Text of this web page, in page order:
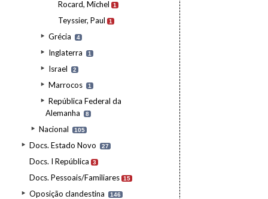
Rocard, Michel 1
Teyssier, Paul 1
Grécia 4
Inglaterra 1
Israel 2
Marrocos 1
República Federal da
Alemanha
8
Nacional 105
Docs. Estado Novo 27
Docs. I República 3
Docs. Pessoais/Familiares 15
Oposição clandestina 146